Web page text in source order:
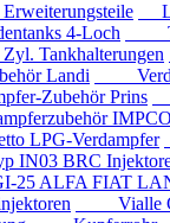
4-Loch
Tankhalterungen
Landi
Zubehör Prins
IMPCO
LPG-Verdampfer
BRC
ALFA FIAT
Vialle